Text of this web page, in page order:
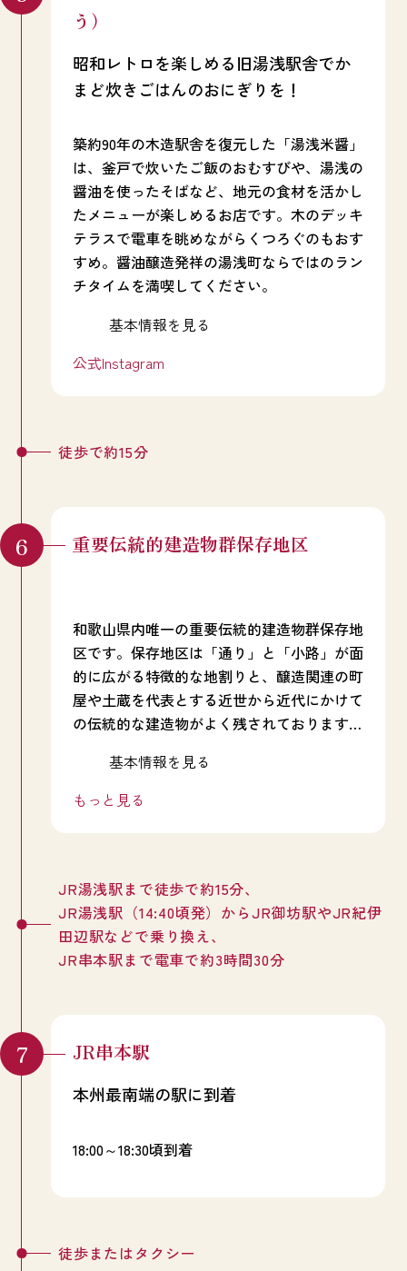
う）
昭和レトロを楽しめる旧湯浅駅舎でか
まど炊きごはんのおにぎりを！
築約90年の木造駅舎を復元した「湯浅米醤」
は、釜戸で炊いたご飯のおむすびや、湯浅の
醤油を使ったそばなど、地元の食材を活かし
たメニューが楽しめるお店です。木のデッキ
テラスで電車を眺めながらくつろぐのもおす
すめ。醤油醸造発祥の湯浅町ならではのラン
チタイムを満喫してください。
基本情報を見る
公式Instagram
徒歩で約15分
重要伝統的建造物群保存地区
和歌山県内唯一の重要伝統的建造物群保存地
区です。保存地区は「通り」と「小路」が面
的に広がる特徴的な地割りと、醸造関連の町
屋や土蔵を代表とする近世から近代にかけて
の伝統的な建造物がよく残されております。
油」の発祥の地であり、今でも昔ながらの製
法で醤油造りを行う店があり、町並みを散策
基本情報を見る
もっと見る
JR湯浅駅まで徒歩で約15分、
JR湯浅駅（14:40頃発）からJR御坊駅やJR紀伊
田辺駅などで乗り換え、
JR串本駅まで電車で約3時間30分
JR串本駅
本州最南端の駅に到着
18:00～18:30頃到着
徒歩またはタクシー